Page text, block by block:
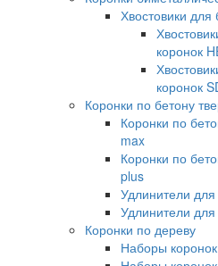
Хвостовики для
коронок
коронок
Коронки по бетону
Коронки по
max
Коронки по
plus
Удлинители
Удлинители
Коронки по дереву
Наборы